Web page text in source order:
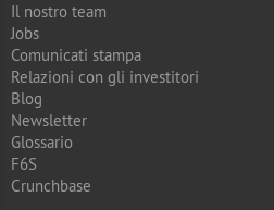
Il nostro team
Jobs
Comunicati stampa
Relazioni con gli investitori
Blog
Newsletter
Glossario
F6S
Crunchbase